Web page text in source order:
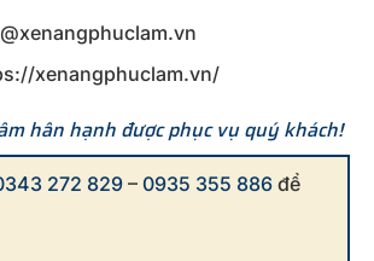
xenangphuclam.vn/
hân hạnh được phục vụ quý khách!
272 829–0935 355 886 để